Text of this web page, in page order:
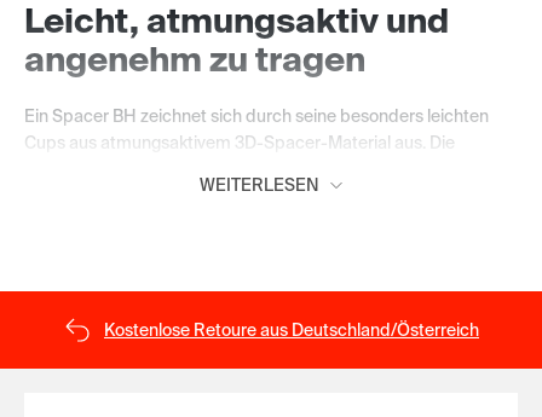
Leicht, atmungsaktiv und
angenehm zu tragen
Ein Spacer BH zeichnet sich durch seine besonders leichten
Cups aus atmungsaktivem 3D-Spacer-Material aus. Die
und sorgt für ein angenehm leichtes Tragegefühl. Gleichzeitig
perfekter Balance
WEITERLESEN
Kostenlose Retoure aus Deutschland/Österreich